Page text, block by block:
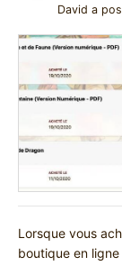
David a
Lorsque vous
boutique en